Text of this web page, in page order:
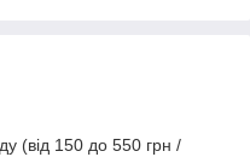
(від 150 до 550 грн /